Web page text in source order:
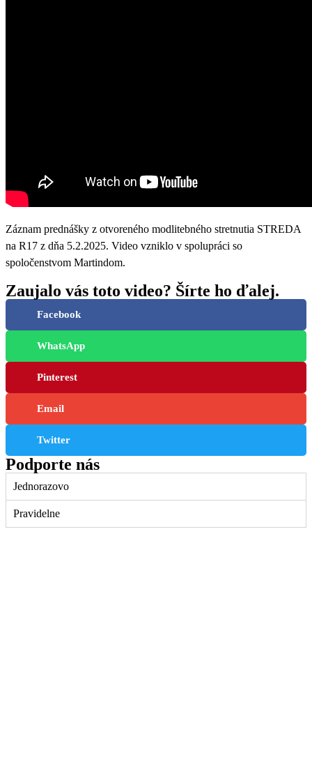
Záznam prednášky z otvoreného modlitebného stretnutia STREDA
na R17 z dňa 5.2.2025. Video vzniklo v spolupráci so
spoločenstvom Martindom.
Zaujalo vás toto video? Šírte ho ďalej.
Facebook
WhatsApp
Pinterest
Email
Twitter
Podporte nás
Jednorazovo
Pravidelne